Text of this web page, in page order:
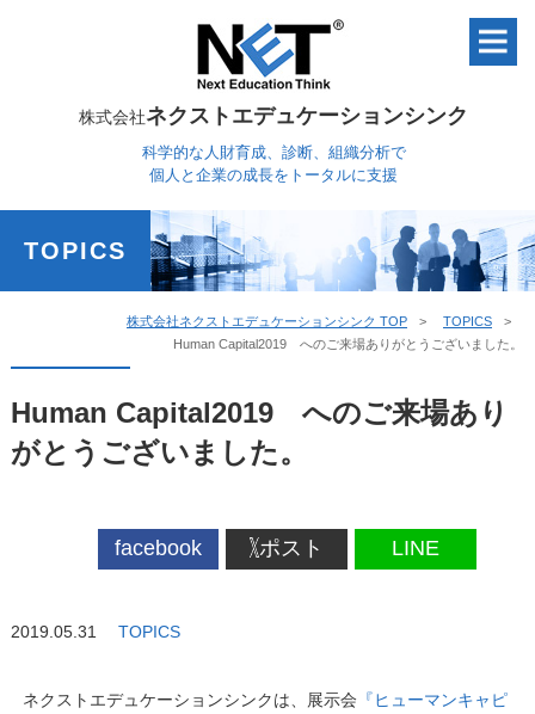
株式会社ネクストエデュケーションシンク
科学的な人財育成、診断、組織分析で
個人と企業の成長をトータルに支援
TOPICS
株式会社ネクストエデュケーションシンク TOP
TOPICS
Human Capital2019 へのご来場ありがとうございました。
Human Capital2019 へのご来場あり
がとうございました。
facebook ポスト LINE
2019.05.31 TOPICS
ネクストエデュケーションシンクは、展示会 『ヒューマンキャピ